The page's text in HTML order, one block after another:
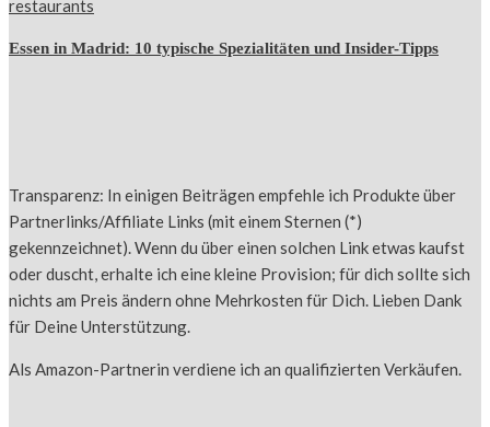
Essen in Madrid: 10 typische Spezialitäten und Insider-Tipps
Transparenz: In einigen Beiträgen empfehle ich Produkte über
Partnerlinks/Affiliate Links (mit einem Sternen (*)
gekennzeichnet). Wenn du über einen solchen Link etwas kaufst
oder duscht, erhalte ich eine kleine Provision; für dich sollte sich
nichts am Preis ändern ohne Mehrkosten für Dich. Lieben Dank
für Deine Unterstützung.
Als Amazon-Partnerin verdiene ich an qualifizierten Verkäufen.